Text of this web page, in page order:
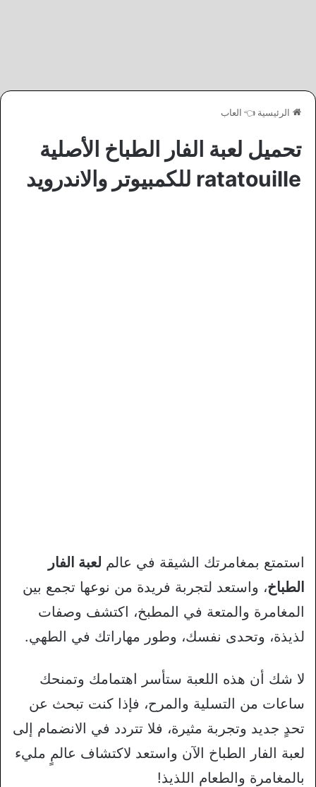
الرئيسية 👈 العاب
تحميل لعبة الفار الطباخ الأصلية
ratatouille للكمبيوتر والاندرويد
استمتع بمغامرتك الشيقة في عالم لعبة الفار
الطباخ، واستعد لتجربة فريدة من نوعها تجمع بين
المغامرة والمتعة في المطبخ، اكتشف وصفات
لذيذة، وتحدى نفسك، وطور مهاراتك في الطهي.
لا شك أن هذه اللعبة ستأسر اهتمامك وتمنحك
ساعات من التسلية والمرح، فإذا كنت تبحث عن
تحدٍ جديد وتجربة مثيرة، فلا تتردد في الانضمام إلى
لعبة الفار الطباخ الآن واستعد لاكتشاف عالمٍ مليء
بالمغامرة والطعام اللذيذ!